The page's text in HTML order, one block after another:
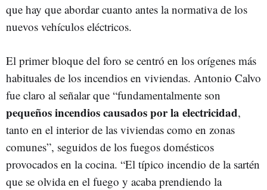
que hay que abordar cuanto antes la normativa de los
nuevos vehículos eléctricos.
El primer bloque del foro se centró en los orígenes más
habituales de los incendios en viviendas. Antonio Calvo
fue claro al señalar que “fundamentalmente son
pequeños incendios causados por la electricidad,
tanto en el interior de las viviendas como en zonas
comunes”, seguidos de los fuegos domésticos
provocados en la cocina. “El típico incendio de la sartén
que se olvida en el fuego y acaba prendiendo la